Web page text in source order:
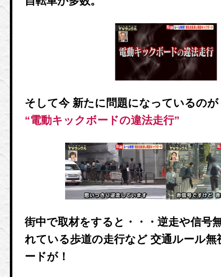
そして今 新たに問題になっているのが
“電動キックボードの違法走行”
街中で取材をすると・・・逆走や信号
れている歩道の走行など 交通ルール
ードが！